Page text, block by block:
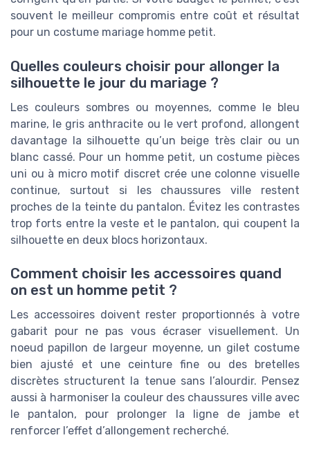
souvent le meilleur compromis entre coût et résultat
pour un costume mariage homme petit.
Quelles couleurs choisir pour allonger la
silhouette le jour du mariage ?
Les couleurs sombres ou moyennes, comme le bleu
marine, le gris anthracite ou le vert profond, allongent
davantage la silhouette qu’un beige très clair ou un
blanc cassé. Pour un homme petit, un costume pièces
uni ou à micro motif discret crée une colonne visuelle
continue, surtout si les chaussures ville restent
proches de la teinte du pantalon. Évitez les contrastes
trop forts entre la veste et le pantalon, qui coupent la
silhouette en deux blocs horizontaux.
Comment choisir les accessoires quand
on est un homme petit ?
Les accessoires doivent rester proportionnés à votre
gabarit pour ne pas vous écraser visuellement. Un
noeud papillon de largeur moyenne, un gilet costume
bien ajusté et une ceinture fine ou des bretelles
discrètes structurent la tenue sans l’alourdir. Pensez
aussi à harmoniser la couleur des chaussures ville avec
le pantalon, pour prolonger la ligne de jambe et
renforcer l’effet d’allongement recherché.